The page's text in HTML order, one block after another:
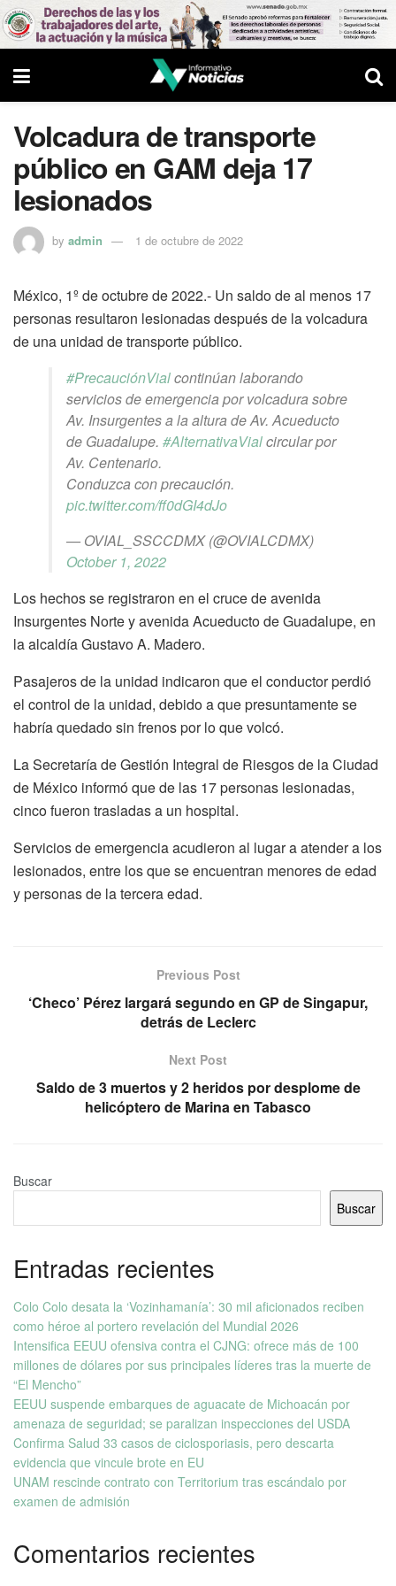
Volcadura de transporte
público en GAM deja 17
lesionados
by admin 1 de octubre de 2022
México, 1º de octubre de 2022.- Un saldo de al menos 17
personas resultaron lesionadas después de la volcadura
de una unidad de transporte público.
#PrecauciónVialcontinúan laborando
servicios de emergencia por volcadura sobre
Av. Insurgentes a la altura de Av. Acueducto
de Guadalupe. #AlternativaVialcircular por
Av. Centenario.
Conduzca con precaución.
pic.twitter.com/ff0dGI4dJo
— OVIAL_SSCCDMX (@OVIALCDMX)
October 1, 2022
Los hechos se registraron en el cruce de avenida
Insurgentes Norte y avenida Acueducto de Guadalupe, en
la alcaldía Gustavo A. Madero.
Pasajeros de la unidad indicaron que el conductor perdió
el control de la unidad, debido a que presuntamente se
habría quedado sin frenos por lo que volcó.
La Secretaría de Gestión Integral de Riesgos de la Ciudad
de México informó que de las 17 personas lesionadas,
cinco fueron trasladas a un hospital.
Servicios de emergencia acudieron al lugar a atender a los
lesionados, entre los que se encuentran menores de edad
y personas de la tercera edad.
Previous Post
‘Checo’ Pérez largará segundo en GP de Singapur,
detrás de Leclerc
Next Post
Saldo de 3 muertos y 2 heridos por desplome de
helicóptero de Marina en Tabasco
Buscar
Buscar
Entradas recientes
Colo Colo desata la ‘Vozinhamanía’: 30 mil aficionados reciben
como héroe al portero revelación del Mundial 2026
Intensifica EEUU ofensiva contra el CJNG: ofrece más de 100
millones de dólares por sus principales líderes tras la muerte de
“El Mencho”
EEUU suspende embarques de aguacate de Michoacán por
amenaza de seguridad; se paralizan inspecciones del USDA
Confirma Salud 33 casos de ciclosporiasis, pero descarta
evidencia que vincule brote en EU
UNAM rescinde contrato con Territorium tras escándalo por
examen de admisión
Comentarios recientes